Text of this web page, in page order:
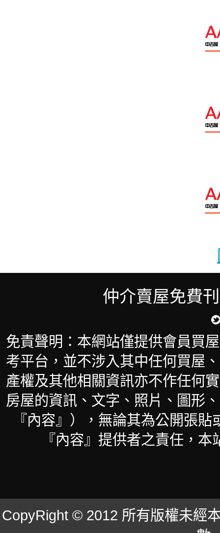
仲介賣屋免費
免責聲明：本網站僅提供會員買
考平台，並不涉入其中任何買屋
產權及其他相關資訊亦不作任何
房屋的資訊、文字、照片、圖形
『內容』），無論其為公開張
『內容』提供者之責任，
CopyRight © 2012 所有版權未經